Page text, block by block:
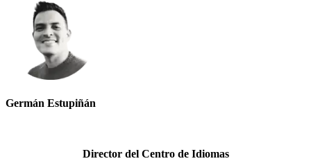
Germán Estupiñán
Director del Centro de Idiomas